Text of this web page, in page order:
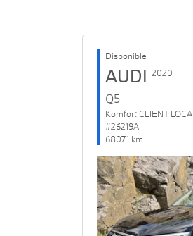
Disponible
AUDI 2020
Q5
#26219A
68071 km